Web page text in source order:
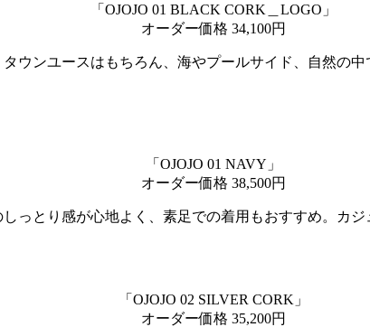
「OJOJO 01 BLACK CORK＿LOGO」
オーダー価格 34,100円
ウンユースはもちろん、海やプールサイド、自然の
「OJOJO 01 NAVY」
オーダー価格 38,500円
っとり感が心地よく、素足での着用もおすすめ。カ
「OJOJO 02 SILVER CORK」
オーダー価格 35,200円